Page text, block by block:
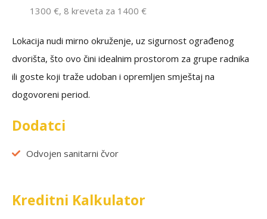
1300 €, 8 kreveta za 1400 €
Lokacija nudi mirno okruženje, uz sigurnost ograđenog
dvorišta, što ovo čini idealnim prostorom za grupe radnika
ili goste koji traže udoban i opremljen smještaj na
dogovoreni period.
Dodatci
Odvojen sanitarni čvor
Kreditni Kalkulator